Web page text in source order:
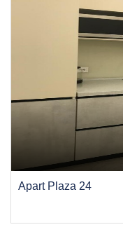
Apart Plaza 24